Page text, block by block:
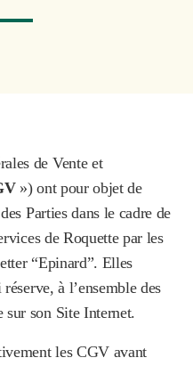
de Vente et
») ont pour objet de
Parties dans le cadre de
de Roquette par les
“Epinard”. Elles
à l’ensemble des
sur son Site Internet.
les CGV avant